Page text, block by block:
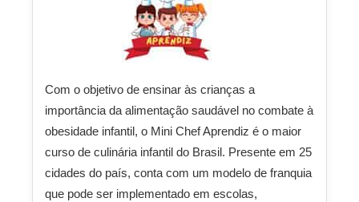
Com o objetivo de ensinar às crianças a
importância da alimentação saudável no combate à
obesidade infantil, o Mini Chef Aprendiz é o maior
curso de culinária infantil do Brasil. Presente em 25
cidades do país, conta com um modelo de franquia
que pode ser implementado em escolas,